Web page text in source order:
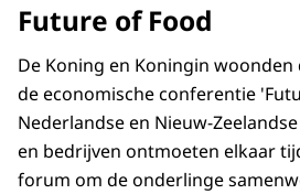
Future of Food
De Koning en Koningin woonden
de economische conferentie
Nederlandse en Nieuw-
en bedrijven ontmoeten elkaar
forum om de onderlinge